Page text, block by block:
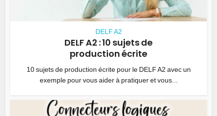
DELF A2
DELF A2 : 10 sujets de
production écrite
10 sujets de production écrite pour le DELF A2 avec un
exemple pour vous aider à pratiquer et vous...